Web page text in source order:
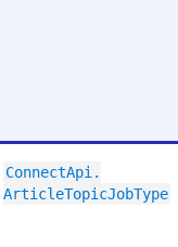
ConnectApi.​
ArticleTopicJobType